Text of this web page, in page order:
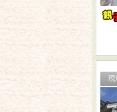
現